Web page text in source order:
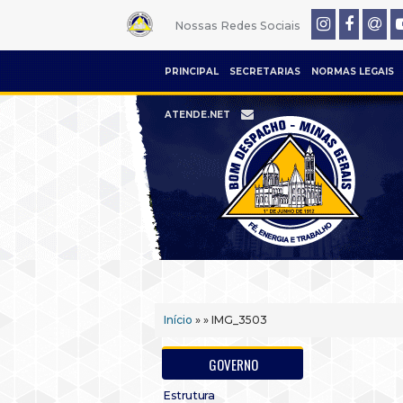
Nossas Redes Sociais
PRINCIPAL SECRETARIAS NORMAS LEGAIS
ATENDE.NET
Início » » IMG_3503
GOVERNO
Estrutura